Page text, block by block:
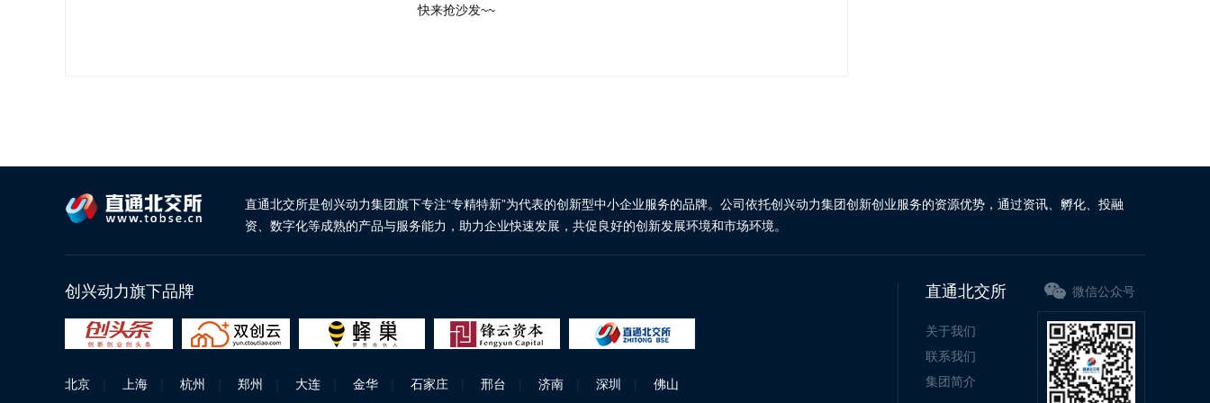
快来抢沙发~~
直通北交所是创兴动力集团旗下专注“专精特新”为代表的创新型中小企业服务的品牌。公司依托创兴动力集团创新创业服务的资源优势，通过资讯、孵化、投融
资、数字化等成熟的产品与服务能力，助力企业快速发展，共促良好的创新发展环境和市场环境。
创兴动力旗下品牌
北京 | 上海 | 杭州 | 郑州 | 大连 | 金华 | 石家庄 | 邢台 | 济南 | 深圳 | 佛山
直通北交所
关于我们
联系我们
集团简介
微信公众号